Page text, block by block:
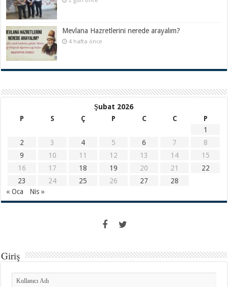
Mevlana Hazretlerini nerede arayalım?
4 hafta önce
Şubat 2026
P
S Ç P C C
P
1
2
3 4 5 6 7
8
9
10 11 12 13 14
15
16
17 18 19 20 21
22
23
24 25 26 27
28
« Oca
Nis »
Giriş